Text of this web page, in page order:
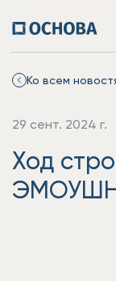
Ко всем
29 сент. 2024 г.
Ход